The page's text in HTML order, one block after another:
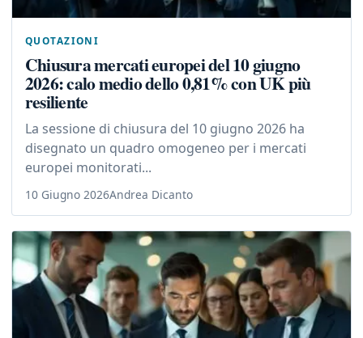
QUOTAZIONI
Chiusura mercati europei del 10 giugno
2026: calo medio dello 0,81% con UK più
resiliente
La sessione di chiusura del 10 giugno 2026 ha
disegnato un quadro omogeneo per i mercati
europei monitorati...
10 Giugno 2026Andrea Dicanto